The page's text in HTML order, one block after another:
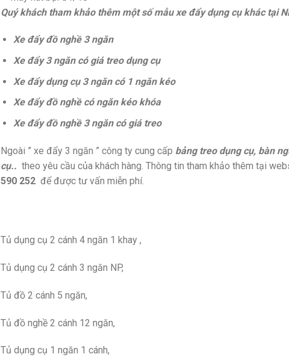
Quý khách tham khảo thêm một số mẫu xe đẩy dụng cụ khác tại
Xe đẩy đồ nghề 3 ngăn
Xe đẩy 3 ngăn có giá treo dụng cụ
Xe đẩy dụng cụ 3 ngăn có 1 ngăn kéo
Xe đẩy đồ nghề có ngăn kéo khóa
Xe đẩy đồ nghề 3 ngăn có giá treo
Ngoài ” xe đẩy 3 ngăn ” công ty cung cấp bảng treo dụng cụ, bàn
cụ.. theo yêu cầu của khách hàng. Thông tin tham khảo thêm tại
590 252 để được tư vấn miễn phí.
Tủ dụng cụ 2 cánh 4 ngăn 1 khay ,
Tủ dụng cụ 2 cánh 3 ngăn NP,
Tủ đồ 2 cánh 5 ngăn,
Tủ đồ nghề 2 cánh 12 ngăn,
Tủ dụng cụ 1 ngăn 1 cánh,